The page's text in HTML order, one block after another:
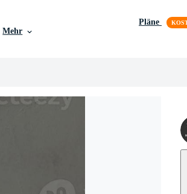
Mehr
Pläne